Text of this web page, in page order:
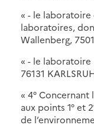
« - le laboratoire
laboratoires,
Wallenberg,
« - le laboratoire
76131
« 4°
aux points 1° et
de